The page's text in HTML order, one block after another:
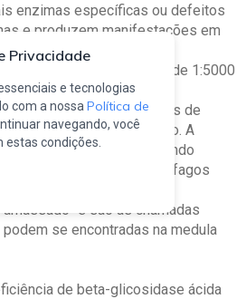
enzimas específicas ou defeitos
e produzem manifestações em
fetal à geriátrica.
internacional dos EIM é de 1:5000
das doenças lisossômicas de
frequente do referido grupo. A
recessiva, podendo
os sexos. Os macrófagos
têm uma aparência
e são as chamadas
podem se encontradas na medula
de beta-glicosidase ácida
Privacidade
e tecnologias
com a nossa Política de
navegando, você
estas condições.